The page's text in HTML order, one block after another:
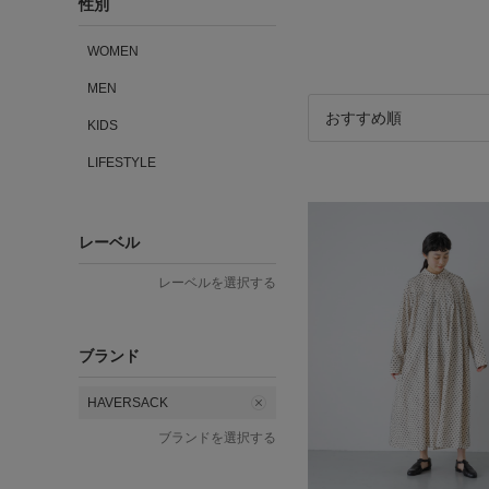
性別
WOMEN
MEN
KIDS
LIFESTYLE
レーベル
レーベルを選択する
ブランド
HAVERSACK
ブランドを選択する